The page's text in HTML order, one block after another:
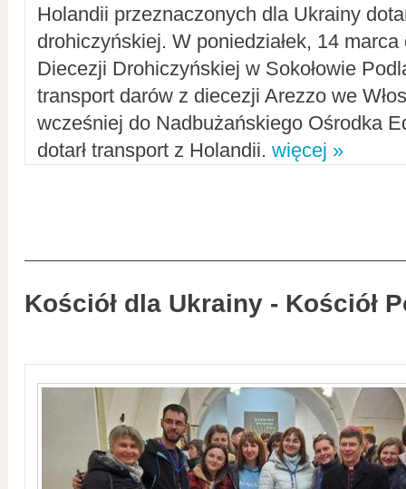
Holandii przeznaczonych dla Ukrainy
drohiczyńskiej. W poniedziałek, 14
Diecezji Drohiczyńskiej w Sokołowie
transport darów z diecezji Arezzo we
wcześniej do Nadbużańskiego Ośrodka
dotarł transport z Holandii. więcej »
Kościół dla Ukrainy - Kościół